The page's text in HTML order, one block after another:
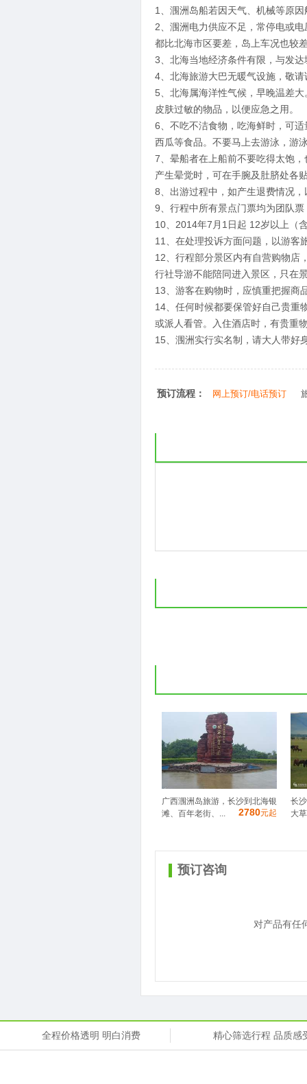
1、涠洲岛船若因天气、机械等原
2、涠洲电力供应不足，常停电或
都比北海市区要差，岛上车况也较
3、北海当地经济条件有限，与发
4、北海旅游大巴无暖气设施，敬请
5、北海属海洋性气候，早晚温差
皮肤过敏的物品，以便应急之用。
6、不吃不洁食物，吃海鲜时，可
西瓜等食品。不要马上去游泳，游
7、晕船者在上船前不要吃得太饱
产生晕觉时，可在手腕及肚脐处各
8、出游过程中，如产生退费情况
9、行程中所有景点门票均为团队
10、2014年7月1日起 12岁以上（
11、在处理投诉方面问题，以游客
12、行程部分景区内有自营购物店
行社导游不能陪同进入景区，只在
13、游客在购物时，应慎重把握商
14、任何时候都要保管好自己贵重
或派人看管。入住酒店时，有贵重
15、涠洲实行实名制，请大人带好
预订流程： 网上预订/电话预订
广西涠洲岛旅游，长沙到北海银
滩、百年老街、...
2780元起
长
大
预订咨询
对产品有任
全程价格透明 明白消费 精心筛选行程 品质感